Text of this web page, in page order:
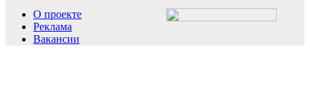
О проекте
Реклама
Вакансии